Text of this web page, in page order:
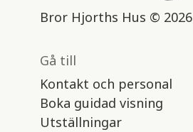
Bror Hjorths Hus © 2026
Gå till
Kontakt och personal
Boka guidad visning
Utställningar